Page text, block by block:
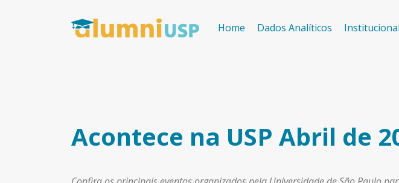
Home Dados Analíticos Institucional
Acontece na USP Abril de